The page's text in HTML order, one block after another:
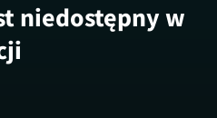
niedostępny w